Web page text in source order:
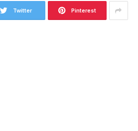
Twitter Pinterest